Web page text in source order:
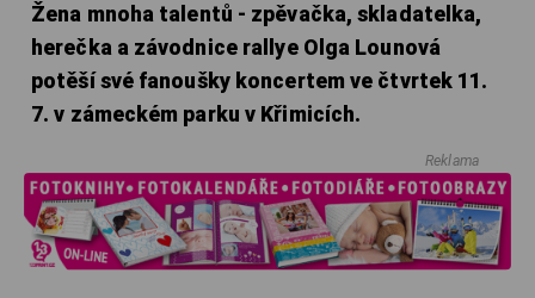
Žena mnoha talentů - zpěvačka, skladatelka,
herečka a závodnice rallye Olga Lounová
potěší své fanoušky koncertem ve čtvrtek 11.
7. v zámeckém parku v Křimicích.
Reklama